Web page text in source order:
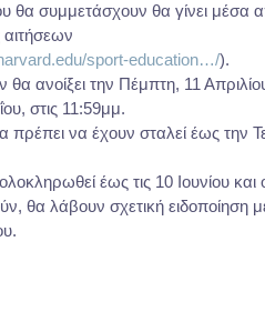
συμμετάσχουν θα γίνει μέσα
αιτήσεων
sport-education…/).
θα ανοίξει την Πέμπτη, 11
στις 11:59μμ.
πρέπει να έχουν σταλεί έως την
έως τις 10 Ιουνίου και
θα λάβουν σχετική ειδοποίηση